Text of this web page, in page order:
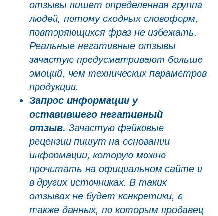
отзывы пишет определенная группа
людей, потому сходных словоформ,
повторяющихся фраз не избежать.
Реальные негативные отзывы
зачастую предусматривают больше
эмоций, чем технических параметров
продукции.
Запрос информации у
оставившего негативный
отзыв. Зачастую фейковые
рецензии пишут на основании
информации, которую можно
прочитать на официальном сайте и
в других источниках. В таких
отзывах не будет конкретики, а
также данных, по которым продавец